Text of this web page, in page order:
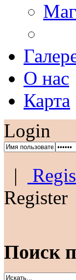
О нас
Карта
Login
|
Register
Поиск